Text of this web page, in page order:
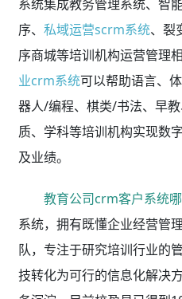
系统集成教务管理系统、智
序、 私域运营scrm系统、裂
序商城等培训机构运营管理
业crm系统可以帮助语言、
器人/编程、棋类/书法、早
质、学科等培训机构实现数
及业绩。
教育公司crm客户系统
系统，拥有既懂企业经营管
队，专注于研究培训行业的
技转化为可行的信息化解决